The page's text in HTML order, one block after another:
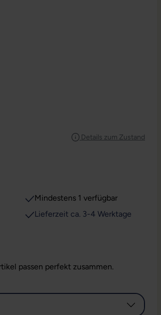
Details zum Zustand
Mindestens 1 verfügbar
Lieferzeit ca. 3-4 Werktage
passen perfekt zusammen.